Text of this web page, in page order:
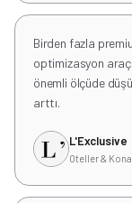
Birden fazla
optimizasyon
önemli ölçüde
arttı.
L'Exclusive
Oteller &